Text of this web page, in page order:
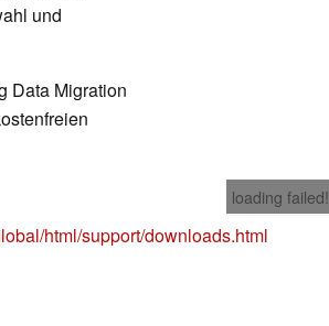
und
Data Migration
loading failed!
html/support/downloads.html